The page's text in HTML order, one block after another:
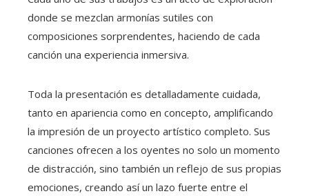
donde se mezclan armonías sutiles con
composiciones sorprendentes, haciendo de cada
canción una experiencia inmersiva.
Toda la presentación es detalladamente cuidada,
tanto en apariencia como en concepto, amplificando
la impresión de un proyecto artístico completo. Sus
canciones ofrecen a los oyentes no solo un momento
de distracción, sino también un reflejo de sus propias
emociones, creando así un lazo fuerte entre el